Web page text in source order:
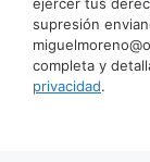
ejercer tus
supresión
completa y
privacidad.